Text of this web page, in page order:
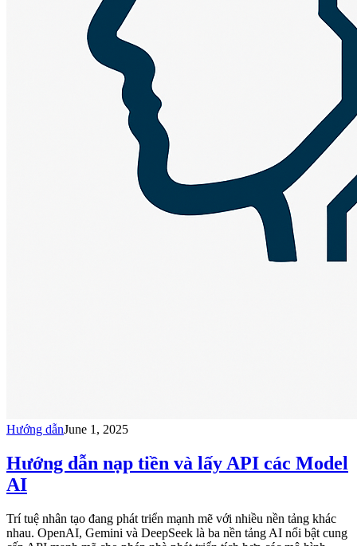
Hướng dẫnJune 1, 2025
Hướng dẫn nạp tiền và lấy API các Model
AI
Trí tuệ nhân tạo đang phát triển mạnh mẽ với nhiều nền tảng khác
nhau. OpenAI, Gemini và DeepSeek là ba nền tảng AI nổi bật cung